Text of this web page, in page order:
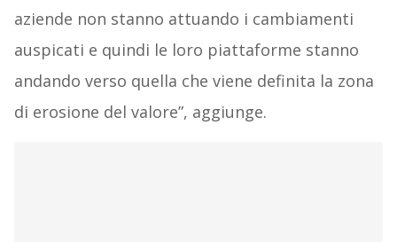
aziende non stanno attuando i cambiamenti
auspicati e quindi le loro piattaforme stanno
andando verso quella che viene definita la zona
di erosione del valore”, aggiunge.